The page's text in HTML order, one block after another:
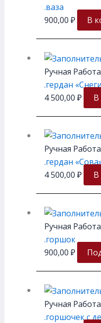
.ваза
900,00 ₽ В
Ручная Работа
.гердан
4 500,00 ₽ В
Ручная Работа
.гердан
4 500,00 ₽ В
Ручная Работа
.горшок
900,00 ₽
Ручная Работа
.горшочек с